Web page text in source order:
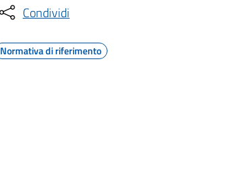
Condividi
Normativa di riferimento